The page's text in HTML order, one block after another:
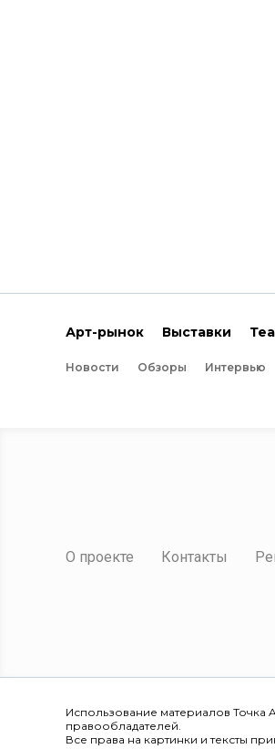
Арт-рынок Выставки
Новости Обзоры Интервью
О проекте Контакты
Использование материалов Точка
правообладателей.
Все права на картинки и тексты